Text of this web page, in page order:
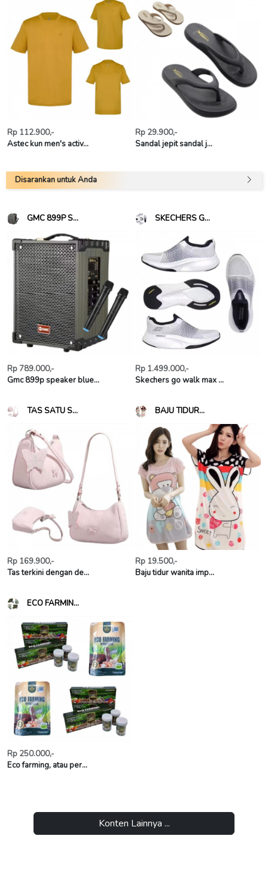
Rp 112.900,-
Astec kun men's activ...
Rp 29.900,-
Sandal jepit sandal j...
Disarankan untuk Anda
GMC 899P S...
Rp 789.000,-
Gmc 899p speaker blue...
SKECHERS G...
Rp 1.499.000,-
Skechers go walk max ...
TAS SATU S...
Rp 169.900,-
Tas terkini dengan de...
BAJU TIDUR...
Rp 19.500,-
Baju tidur wanita imp...
ECO FARMIN...
Rp 250.000,-
Eco farming, atau per...
Konten Lainnya ...